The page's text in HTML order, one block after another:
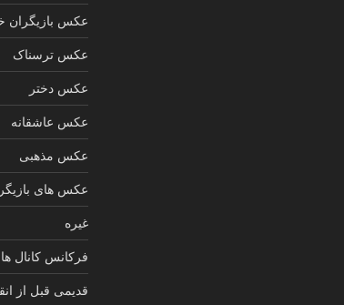
عکس بازیگران
عکس ترسناک
عکس دختر
عکس عاشقانه
عکس مذهبی
عکس های
غیره
فرکانس کانال
قدیمی قبل از